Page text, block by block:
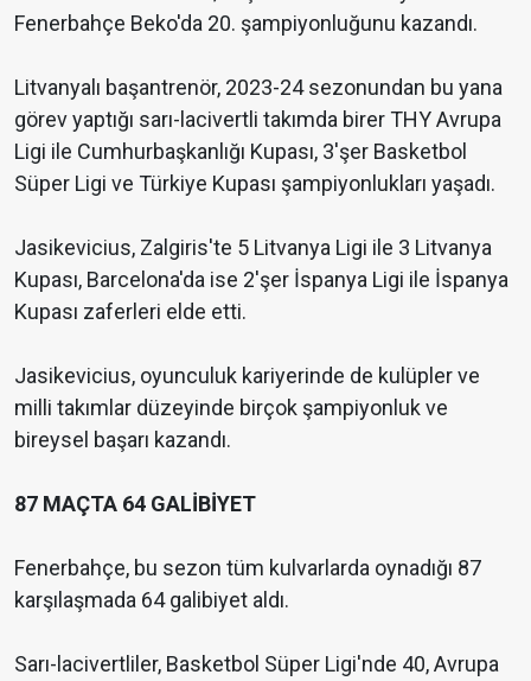
Fenerbahçe Beko'da 20. şampiyonluğunu kazandı.
Litvanyalı başantrenör, 2023-24 sezonundan bu yana
görev yaptığı sarı-lacivertli takımda birer THY Avrupa
Ligi ile Cumhurbaşkanlığı Kupası, 3'şer Basketbol
Süper Ligi ve Türkiye Kupası şampiyonlukları yaşadı.
Jasikevicius, Zalgiris'te 5 Litvanya Ligi ile 3 Litvanya
Kupası, Barcelona'da ise 2'şer İspanya Ligi ile İspanya
Kupası zaferleri elde etti.
Jasikevicius, oyunculuk kariyerinde de kulüpler ve
milli takımlar düzeyinde birçok şampiyonluk ve
bireysel başarı kazandı.
87 MAÇTA 64 GALİBİYET
Fenerbahçe, bu sezon tüm kulvarlarda oynadığı 87
karşılaşmada 64 galibiyet aldı.
Sarı-lacivertliler, Basketbol Süper Ligi'nde 40, Avrupa